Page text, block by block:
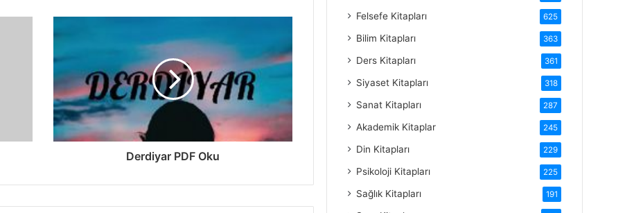
Derdiyar PDF Oku
Felsefe Kitapları 625
Bilim Kitapları 363
Ders Kitapları 361
Siyaset Kitapları 318
Sanat Kitapları 287
Akademik Kitaplar 245
Din Kitapları 229
Psikoloji Kitapları 225
Sağlık Kitapları 191